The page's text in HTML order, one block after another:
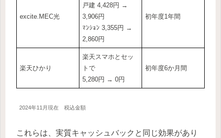
excite.MEC光
戸建 4,428円 →
3,906円
ﾏﾝｼｮﾝ 3,355円 →
2,860円
初年度1年間
楽天ひかり
楽天スマホとセッ
トで
5,280円 → 0円
初年度6か月間
2024年11月現在 税込金額
これらは、実質キャッシュバックと同じ効果があり